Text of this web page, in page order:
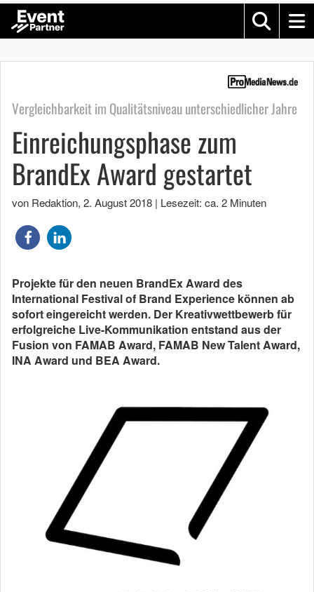
Vergleichbarkeit im Qualitätsniveau unterschiedlicher Jahre
Einreichungsphase zum
BrandEx Award gestartet
von Redaktion, 2. August 2018 | Lesezeit: ca. 2 Minuten
Projekte für den neuen BrandEx Award des
International Festival of Brand Experience können ab
sofort eingereicht werden. Der Kreativwettbewerb für
erfolgreiche Live-Kommunikation entstand aus der
Fusion von FAMAB Award, FAMAB New Talent Award,
INA Award und BEA Award.